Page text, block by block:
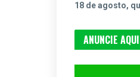
18 de agosto,
ANUNCIE